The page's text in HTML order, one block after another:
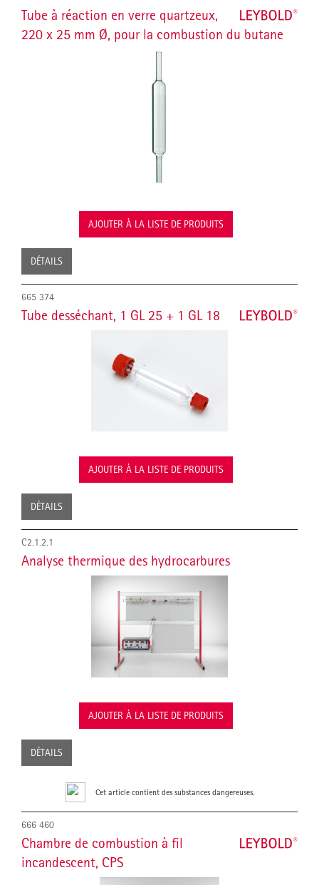
Tube à réaction en verre quartzeux,
220 x 25 mm Ø, pour la combustion du butane
AJOUTER À LA LISTE DE PRODUITS
DÉTAILS
665 374
Tube desséchant, 1 GL 25 + 1 GL 18
AJOUTER À LA LISTE DE PRODUITS
DÉTAILS
C2.1.2.1
Analyse thermique des hydrocarbures
AJOUTER À LA LISTE DE PRODUITS
DÉTAILS
Cet article contient des substances dangereuses.
666 460
Chambre de combustion à fil
incandescent, CPS